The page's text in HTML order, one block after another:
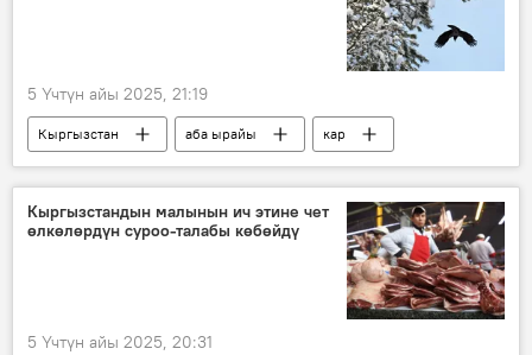
5 Үчтүн айы 2025, 21:19
Кыргызстан аба ырайы
кар
суук
Кыргызстандын малынын ич этине чет
өлкөлөрдүн суроо-талабы көбөйдү
5 Үчтүн айы 2025, 20:31